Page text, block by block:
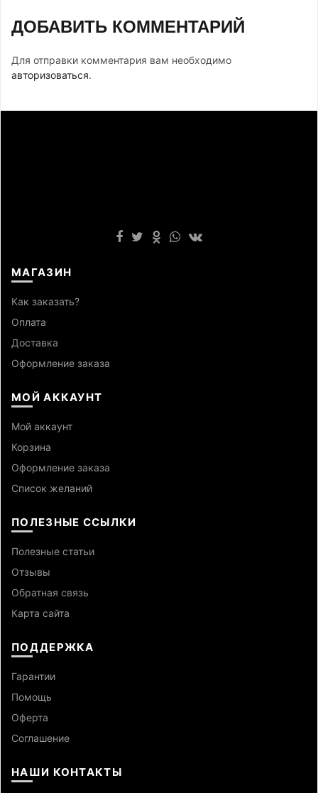
ДОБАВИТЬ КОММЕНТАРИЙ
Для отправки комментария вам необходимо
авторизоваться.
МАГАЗИН
Как заказать?
Оплата
Доставка
Оформление заказа
МОЙ АККАУНТ
Мой аккаунт
Корзина
Оформление заказа
Список желаний
ПОЛЕЗНЫЕ ССЫЛКИ
Полезные статьи
Отзывы
Обратная связь
Карта сайта
ПОДДЕРЖКА
Гарантии
Помощь
Оферта
Cоглашение
НАШИ КОНТАКТЫ